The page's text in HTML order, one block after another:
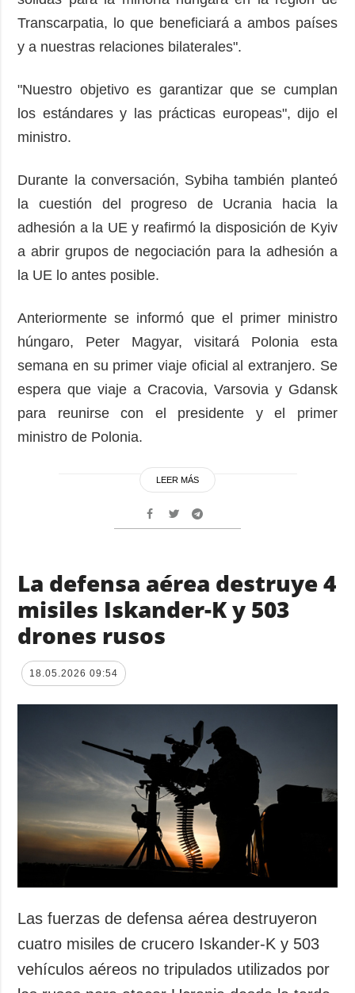
Transcarpatia, lo que beneficiará a ambos países
y a nuestras relaciones bilaterales".
"Nuestro objetivo es garantizar que se cumplan
los estándares y las prácticas europeas", dijo el
ministro.
Durante la conversación, Sybiha también planteó
la cuestión del progreso de Ucrania hacia la
adhesión a la UE y reafirmó la disposición de Kyiv
a abrir grupos de negociación para la adhesión a
la UE lo antes posible.
Anteriormente se informó que el primer ministro
húngaro, Peter Magyar, visitará Polonia esta
semana en su primer viaje oficial al extranjero. Se
espera que viaje a Cracovia, Varsovia y Gdansk
para reunirse con el presidente y el primer
ministro de Polonia.
LEER MÁS
La defensa aérea destruye 4
misiles Iskander-K y 503
drones rusos
18.05.2026 09:54
Las fuerzas de defensa aérea destruyeron
cuatro misiles de crucero Iskander-K y 503
vehículos aéreos no tripulados utilizados por